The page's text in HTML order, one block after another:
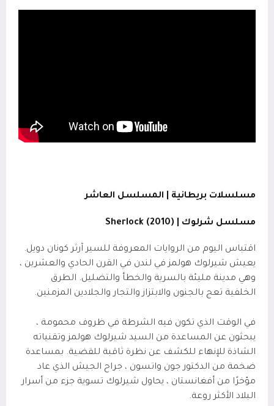
مسلسلات بريطانية | المسلسل العاشر
مسلسل شرلوك | (2010) Sherlock
اقتباس اليوم من الروايات المعروفة للسير آرثر كونان دويل.
يعيش شيرلوك هولمز في لندن في القرن الحادي والعشرين ،
وهي مدينة مليئة بالسرية والخطأ والتضليل. الطرق
الخلفية تعج بالجنون والابتزاز والتجار والجلادين المزمنين.
في الوقت الذي تكون فيه الشرطة في ظروف محمومة ،
يبحثون عن المساعدة من السيد شيرلوك هولمز وتقنياته
الشاذة للإنهاء للكشف عن نظرة ثاقبة للقضية. بمساعدة
ضخمة من الدكتور جون واتسون ، جراح الجيش الذي عاد
مؤخرًا من أفغانستان ، يحاول شيرلوك تسوية جزء من أسرار
البلاد الأكثر روعة.